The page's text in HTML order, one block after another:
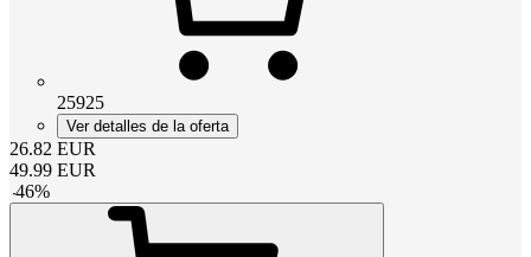
25925
Ver detalles de la oferta
26.82 EUR
49.99 EUR
-46%